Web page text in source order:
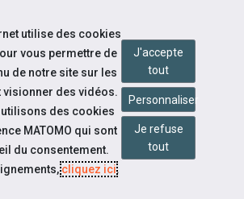
21 VOUS INVITE À
utilise des cookies
vous permettre de
de notre site sur les
visionner des vidéos.
des cookies
MATOMO qui sont
du consentement.
cliquez ici.
J'accepte
tout
Personnaliser
Je refuse
tout